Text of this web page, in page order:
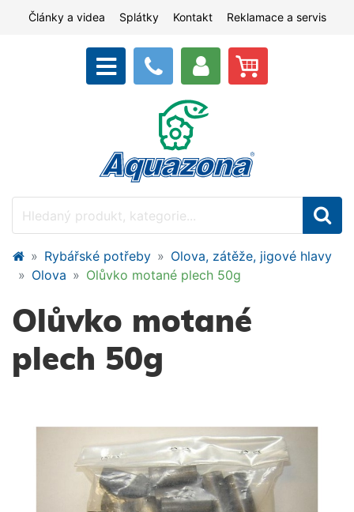
Články a videa Splátky Kontakt Reklamace a servis
Rybářské potřeby
Olova, zátěže, jigové hlavy
Olova
Olůvko motané plech 50g
Olůvko motané
plech 50g